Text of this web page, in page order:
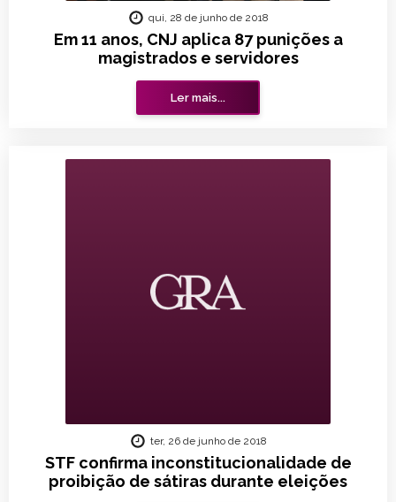
Em 11 anos, CNJ aplica 87 punições a
magistrados e servidores
qui, 28 de junho de 2018
Ler mais...
STF confirma inconstitucionalidade de
proibição de sátiras durante eleições
ter, 26 de junho de 2018